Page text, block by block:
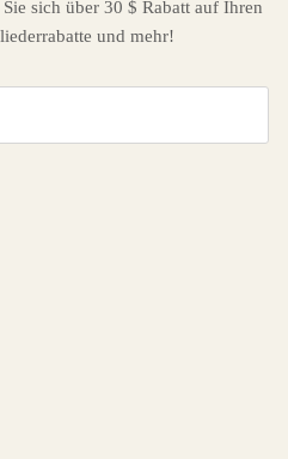
sich über 30 $ Rabatt auf Ihren
und mehr!